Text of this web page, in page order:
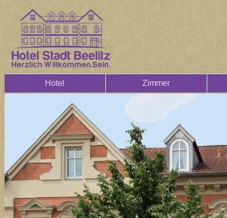
Hotel Zimmer